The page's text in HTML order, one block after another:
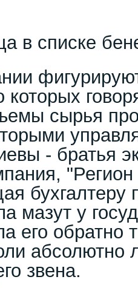
в списке
которых
сырья
- братья
бухгалтеру
мазут у
его обратно
абсолютно
звена.